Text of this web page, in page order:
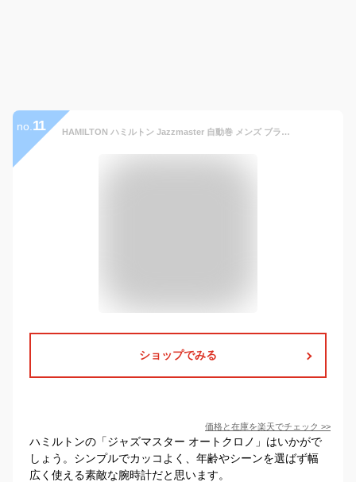
no. 11 HAMILTON ハミルトン Jazzmaster 自動巻 メンズ ブラック H32616133 時計 腕時計 高級腕時計 ブランド
ショップでみる
価格と在庫を楽天でチェック >>
ハミルトンの「ジャズマスター オートクロノ」はいかがで
しょう。シンプルでカッコよく、年齢やシーンを選ばず幅
広く使える素敵な腕時計だと思います。